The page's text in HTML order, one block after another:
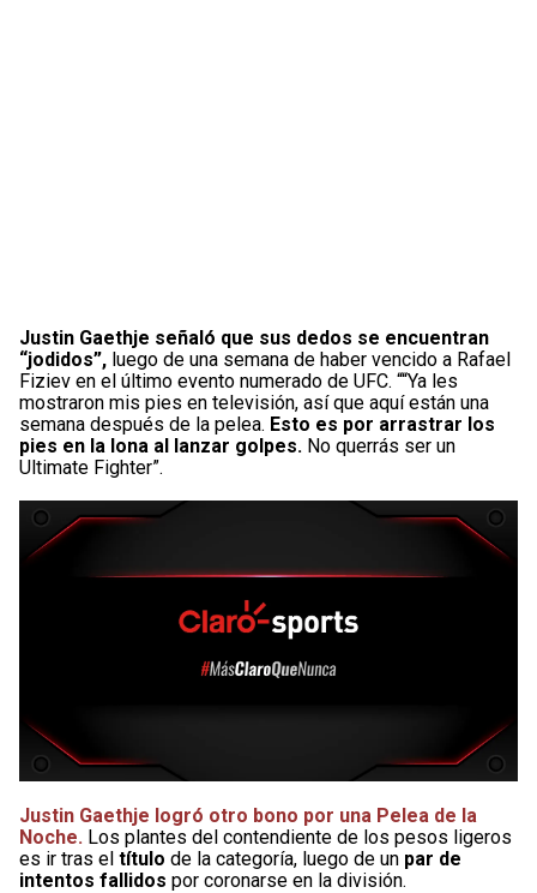
Justin Gaethje señaló que sus dedos se encuentran
“jodidos”, luego de una semana de haber vencido a Rafael
Fiziev en el último evento numerado de UFC. ““Ya les
mostraron mis pies en televisión, así que aquí están una
semana después de la pelea. Esto es por arrastrar los
pies en la lona al lanzar golpes. No querrás ser un
Ultimate Fighter”.
Justin Gaethje logró otro bono por una Pelea de la
Noche. Los plantes del contendiente de los pesos ligeros
es ir tras el título de la categoría, luego de un par de
intentos fallidos por coronarse en la división.